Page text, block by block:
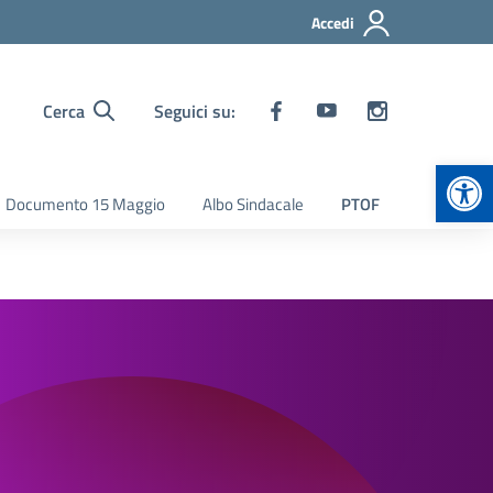
Accedi
Cerca Seguici su:
Documento 15 Maggio Albo Sindacale PTOF